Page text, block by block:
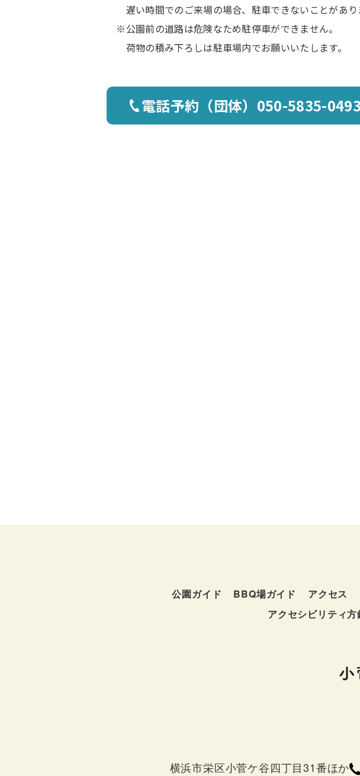
遅い時間でのご来場の場合、駐車できないことがあり
※公園前の道路は危険なため駐停車ができません。
荷物の積み下ろしは駐車場内でお願いいたします。
電話予約（団体） 050-5835-0493
公園ガイド BBQ場ガイド アクセス
アクセシビリティ方
横浜市栄区小菅ケ谷四丁目31番ほか